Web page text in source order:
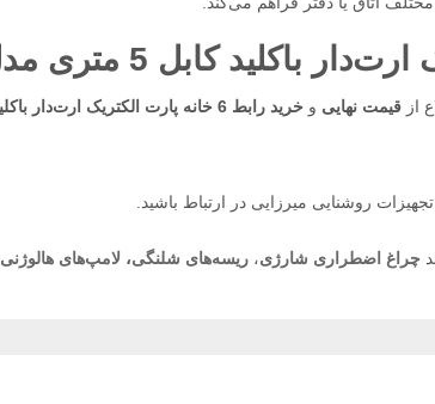
ازقیمت نهایی وخرید رابط 6 خانه پارت الکتریک ارت‌دار باکلید کابل 5 متری مدل نیک
روشنایی میرزایی در ارتباط باشید.
چراغ اضطراری شارژی،ریسه‌های شلنگی، لامپ‌های هالوژنی